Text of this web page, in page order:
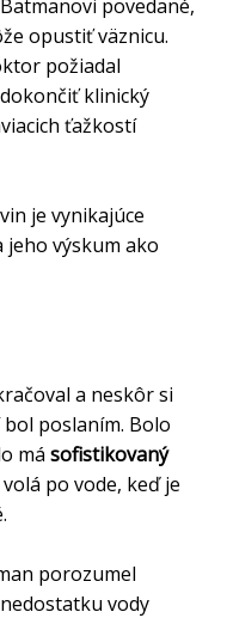
povedané,
opustiť väznicu.
požiadal
klinický
ťažkostí
je vynikajúce
výskum ako
a neskôr si
poslaním. Bolo
má sofistikovaný
po vode, keď je
porozumel
vody